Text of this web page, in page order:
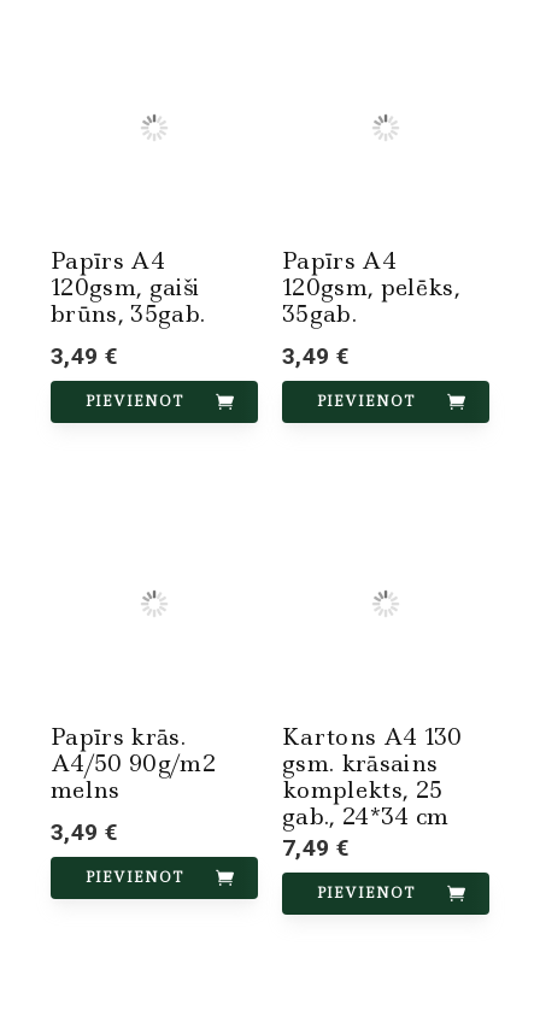
Papīrs A4
120gsm, gaiši
brūns, 35gab.
3,49 €
PIEVIENOT
Papīrs A4
120gsm, pelēks,
35gab.
3,49 €
PIEVIENOT
Papīrs krās.
A4/50 90g/m2
melns
3,49 €
PIEVIENOT
Kartons A4 130
gsm. krāsains
komplekts, 25
gab., 24*34 cm
7,49 €
PIEVIENOT